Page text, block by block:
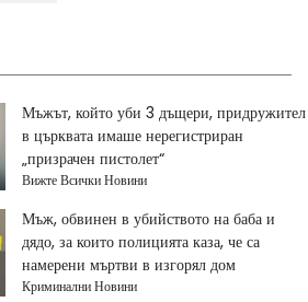
Мъжът, който уби 3 дъщери, придружител
в църквата имаше нерегистриран
„призрачен пистолет“
Вижте Всички Новини
Мъж, обвинен в убийството на баба и
дядо, за които полицията каза, че са
намерени мъртви в изгорял дом
Криминални Новини